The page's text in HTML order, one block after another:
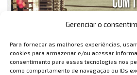
Gerenciar o
Para fornecer as melhores experiências,
cookies para armazenar e/ou acessar
consentimento para essas tecnologias nos
como comportamento de navegação ou IDs